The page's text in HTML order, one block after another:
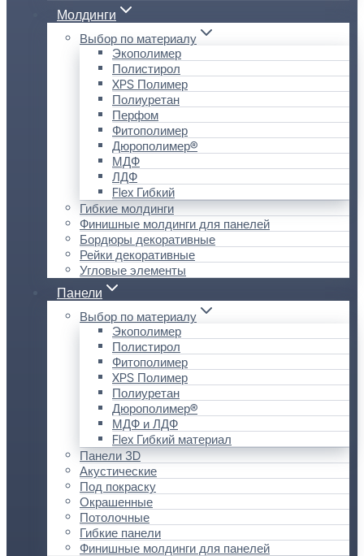
Молдинги
Выбор по материалу
Экополимер
Полистирол
XPS Полимер
Полиуретан
Перфом
Фитополимер
Дюрополимер®
МДФ
ЛДФ
Flex Гибкий
Гибкие молдинги
Финишные молдинги для панелей
Бордюры декоративные
Рейки декоративные
Угловые элементы
Панели
Выбор по материалу
Экополимер
Полистирол
Фитополимер
XPS Полимер
Полиуретан
Дюрополимер®
МДФ и ЛДФ
Flex Гибкий материал
Панели 3D
Акустические
Под покраску
Окрашенные
Потолочные
Гибкие панели
Финишные молдинги для панелей